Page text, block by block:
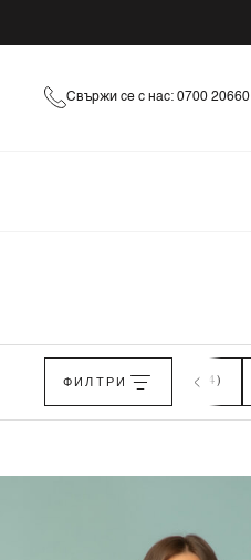
Свържи се с нас: 0700 20660
ФИЛТРИ
ОФИС РОКЛИ (74)